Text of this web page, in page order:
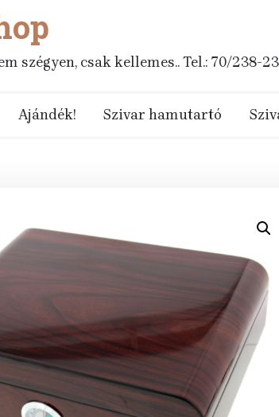
szégyen, csak kellemes.. Tel.: 70/238-
Ajándék! Szivar hamutartó